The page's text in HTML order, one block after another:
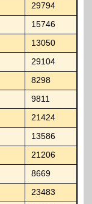
29794
15746
13050
29104
8298
9811
21424
13586
21206
8669
23483